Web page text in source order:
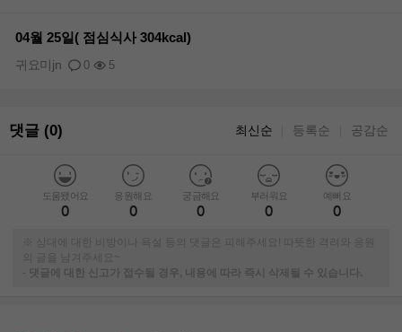
04월 25일( 점심식사 304kcal)
0 5
귀요미jn
댓글 (0) 최신순 등록순 공감순
도움됐어요
0
응원해요
0
궁금해요
0
부러워요
0
예뻐요
0
※ 상대에 대한 비방이나 욕설 등의 댓글은 피해주세요! 따뜻한 격려와 응원
의 글을 남겨주세요~
-
댓글에 대한 신고가 접수될 경우, 내용에 따라 즉시 삭제될 수 있습니다.